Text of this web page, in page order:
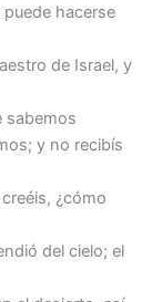
hacerse
de Israel, y
sabemos
y no recibís
¿cómo
del cielo; el